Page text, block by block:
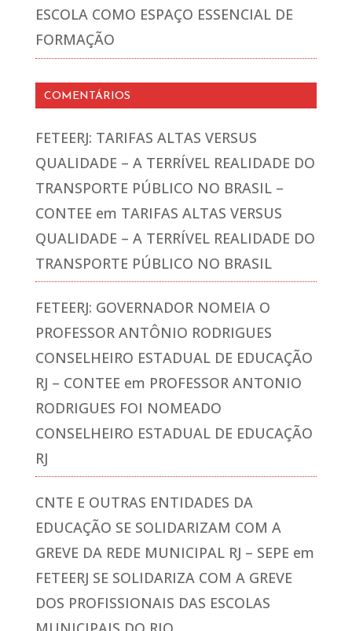
ESCOLA COMO ESPAÇO ESSENCIAL DE
FORMAÇÃO
COMENTÁRIOS
FETEERJ: TARIFAS ALTAS VERSUS
QUALIDADE – A TERRÍVEL REALIDADE DO
TRANSPORTE PÚBLICO NO BRASIL –
CONTEE em TARIFAS ALTAS VERSUS
QUALIDADE – A TERRÍVEL REALIDADE DO
TRANSPORTE PÚBLICO NO BRASIL
FETEERJ: GOVERNADOR NOMEIA O
PROFESSOR ANTÔNIO RODRIGUES
CONSELHEIRO ESTADUAL DE EDUCAÇÃO
RJ – CONTEE em PROFESSOR ANTONIO
RODRIGUES FOI NOMEADO
CONSELHEIRO ESTADUAL DE EDUCAÇÃO
RJ
CNTE E OUTRAS ENTIDADES DA
EDUCAÇÃO SE SOLIDARIZAM COM A
GREVE DA REDE MUNICIPAL RJ – SEPE em
FETEERJ SE SOLIDARIZA COM A GREVE
DOS PROFISSIONAIS DAS ESCOLAS